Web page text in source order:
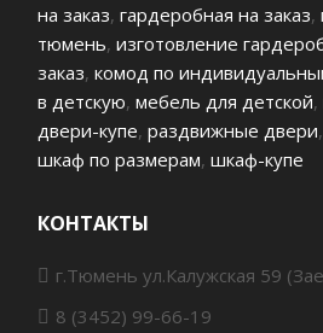
на заказ,гардеробная на заказ,
тюмень,изготовление
заказ,комод по
в детскую,мебель для детской,
двери-купе,раздвижные двери
шкаф по размерам,шкаф-купе
КОНТАКТЫ
г.Тюмень ул.Калужская 59
8 (3452) 99-66-19